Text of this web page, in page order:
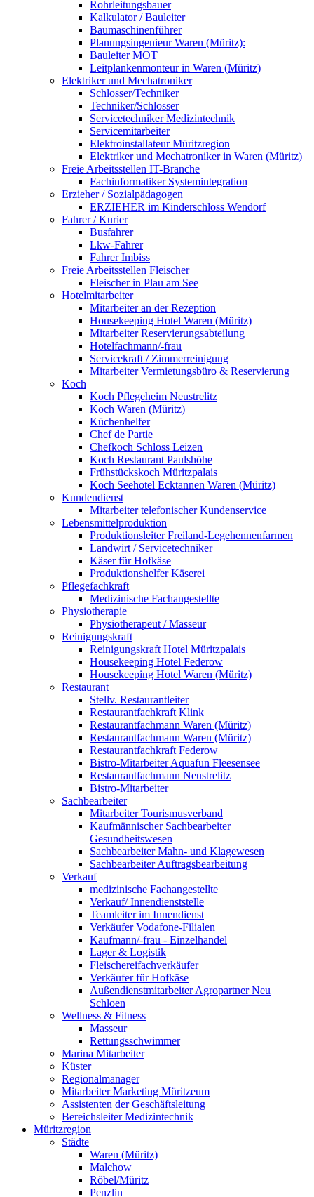
Rohrleitungsbauer
Kalkulator / Bauleiter
Baumaschinenführer
Planungsingenieur Waren (Müritz):
Bauleiter MOT
Leitplankenmonteur in Waren (Müritz)
Elektriker und Mechatroniker
Schlosser/Techniker
Techniker/Schlosser
Servicetechniker Medizintechnik
Servicemitarbeiter
Elektroinstallateur Müritzregion
Elektriker und Mechatroniker in Waren (Müritz)
Freie Arbeitsstellen IT-Branche
Fachinformatiker Systemintegration
Erzieher / Sozialpädagogen
ERZIEHER im Kinderschloss Wendorf
Fahrer / Kurier
Busfahrer
Lkw-Fahrer
Fahrer Imbiss
Freie Arbeitsstellen Fleischer
Fleischer in Plau am See
Hotelmitarbeiter
Mitarbeiter an der Rezeption
Housekeeping Hotel Waren (Müritz)
Mitarbeiter Reservierungsabteilung
Hotelfachmann/-frau
Servicekraft / Zimmerreinigung
Mitarbeiter Vermietungsbüro & Reservierung
Koch
Koch Pflegeheim Neustrelitz
Koch Waren (Müritz)
Küchenhelfer
Chef de Partie
Chefkoch Schloss Leizen
Koch Restaurant Paulshöhe
Frühstückskoch Müritzpalais
Koch Seehotel Ecktannen Waren (Müritz)
Kundendienst
Mitarbeiter telefonischer Kundenservice
Lebensmittelproduktion
Produktionsleiter Freiland-Legehennenfarmen
Landwirt / Servicetechniker
Käser für Hofkäse
Produktionshelfer Käserei
Pflegefachkraft
Medizinische Fachangestellte
Physiotherapie
Physiotherapeut / Masseur
Reinigungskraft
Reinigungskraft Hotel Müritzpalais
Housekeeping Hotel Federow
Housekeeping Hotel Waren (Müritz)
Restaurant
Stellv. Restaurantleiter
Restaurantfachkraft Klink
Restaurantfachmann Waren (Müritz)
Restaurantfachmann Waren (Müritz)
Restaurantfachkraft Federow
Bistro-Mitarbeiter Aquafun Fleesensee
Restaurantfachmann Neustrelitz
Bistro-Mitarbeiter
Sachbearbeiter
Mitarbeiter Tourismusverband
Kaufmännischer Sachbearbeiter
Gesundheitswesen
Sachbearbeiter Mahn- und Klagewesen
Sachbearbeiter Auftragsbearbeitung
Verkauf
medizinische Fachangestellte
Verkauf/ Innendienststelle
Teamleiter im Innendienst
Verkäufer Vodafone-Filialen
Kaufmann/-frau - Einzelhandel
Lager & Logistik
Fleischereifachverkäufer
Verkäufer für Hofkäse
Außendienstmitarbeiter Agropartner Neu
Schloen
Wellness & Fitness
Masseur
Rettungsschwimmer
Marina Mitarbeiter
Küster
Regionalmanager
Mitarbeiter Marketing Müritzeum
Assistenten der Geschäftsleitung
Bereichsleiter Medizintechnik
Müritzregion
Städte
Waren (Müritz)
Malchow
Röbel/Müritz
Penzlin